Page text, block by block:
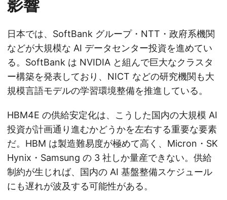
影響
日本では、SoftBank グループ・NTT・政府系機関
などが大規模な AI データセンター投資を進めてい
る。SoftBank は NVIDIA と組んで巨大なクラスタ
ー構築を発表しており、NICT などの研究機関も大
規模言語モデルの学習環境整備を推進している。
HBM4E の供給安定化は、こうした国内の大規模 AI
投資が計画通り進むかどうかを左右する重要な要素
だ。HBM は製造難易度が極めて高く、Micron・SK
Hynix・Samsung の 3 社しか量産できない。供給
制約が生じれば、国内の AI 基盤整備スケジュール
にも遅れが波及する可能性がある。